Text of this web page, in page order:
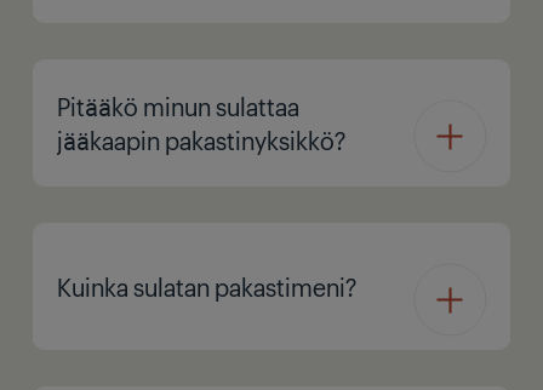
Pitääkö minun sulattaa
jääkaapin pakastinyksikkö?
Kuinka sulatan pakastimeni?